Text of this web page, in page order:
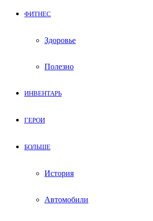
ФИТНЕС
Здоровье
Полезно
ИНВЕНТАРЬ
ГЕРОИ
БОЛЬШЕ
История
Автомобили